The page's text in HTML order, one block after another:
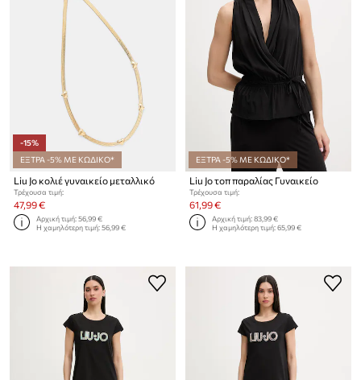
-15%
ΕΞΤΡΑ -5% ΜΕ ΚΩΔΙΚΟ*
Liu Jo κολιέ γυναικείο μεταλλικό
Τρέχουσα τιμή:
47,99 €
Αρχική τιμή:56,99 €
Η χαμηλότερη τιμή:56,99 €
ΕΞΤΡΑ -5% ΜΕ ΚΩΔΙΚΟ*
Liu Jo τοπ παραλίας Γυναικείο
Τρέχουσα τιμή:
61,99 €
Αρχική τιμή:83,99 €
Η χαμηλότερη τιμή:65,99 €